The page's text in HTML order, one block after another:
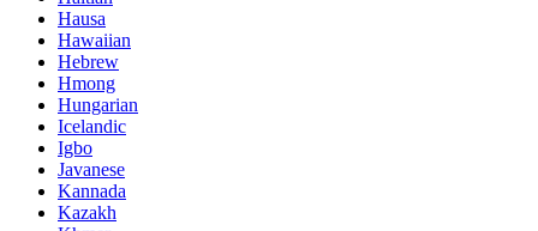
Hausa
Hawaiian
Hebrew
Hmong
Hungarian
Icelandic
Igbo
Javanese
Kannada
Kazakh